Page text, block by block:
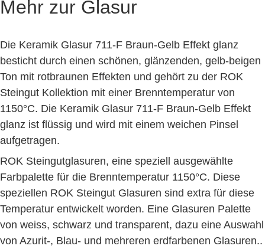
Mehr zur Glasur
Die Keramik Glasur 711-F Braun-Gelb Effekt glanz
besticht durch einen schönen, glänzenden, gelb-beigen
Ton mit rotbraunen Effekten und gehört zu der ROK
Steingut Kollektion mit einer Brenntemperatur von
1150°C. Die Keramik Glasur 711-F Braun-Gelb Effekt
glanz ist flüssig und wird mit einem weichen Pinsel
aufgetragen.
ROK Steingutglasuren, eine speziell ausgewählte
Farbpalette für die Brenntemperatur 1150°C. Diese
speziellen ROK Steingut Glasuren sind extra für diese
Temperatur entwickelt worden. Eine Glasuren Palette
von weiss, schwarz und transparent, dazu eine Auswahl
von Azurit-, Blau- und mehreren erdfarbenen Glasuren..